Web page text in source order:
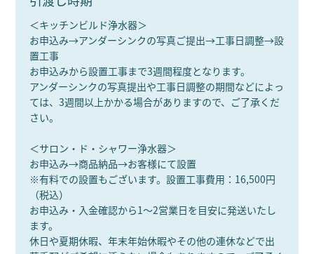
＜キッチンビルド浄水器＞
お申込み→アンダーシンクの写真ご提出→工事日調整→設
置工事
お申込みから設置工事まで3週間程度となります。
アンダーシンクの写真提出や工事日調整の期間などによっ
ては、3週間以上かかる場合がありますので、ご了承くだ
さい。
＜サロン・ド・シャワー浄水器＞
お申込み→商品納品→お客様にて設置
※有料での設置もございます。設置工事費用：16,500円
（税込）
お申込み・入金確認から1～2営業日を目安に発送いたし
ます。
休日や夏期休暇、年末年始休暇やその他の連休などで出